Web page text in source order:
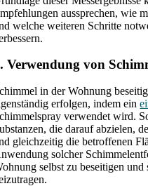
aussprechen, wie
welche weiteren Schritte
Verwendung von
in der Wohnung
erfolgen, indem ein
verwendet wird.
die darauf abzielen,
gleichzeitig die betroffenen
solcher
selbst zu beseitigen